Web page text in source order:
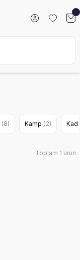
(8) Kamp (2)
Toplam 1 ürün